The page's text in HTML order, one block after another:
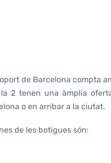
de Barcelona compta
2 tenen una àmplia
o en arribar a la ciutat.
de les botigues són: